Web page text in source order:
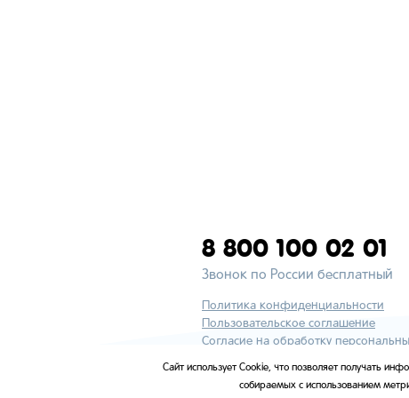
8 800 100 02 01
Звонок по России бесплатный
Политика конфиденциальности
Пользовательское соглашение
Согласие на обработку
Контакты
Сайт использует Cookie, что позволяет получать
собираемых с использованием